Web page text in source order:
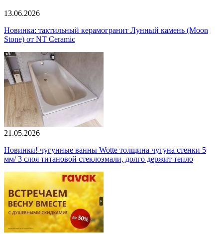
13.06.2026
Новинка: тактильный керамогранит Лунный камень (Moon
Stone) от NT Ceramic
21.05.2026
Новинки! чугунные ванны Wotte толщина чугуна стенки 5
мм/ 3 слоя титановой стеклоэмали, долго держит тепло